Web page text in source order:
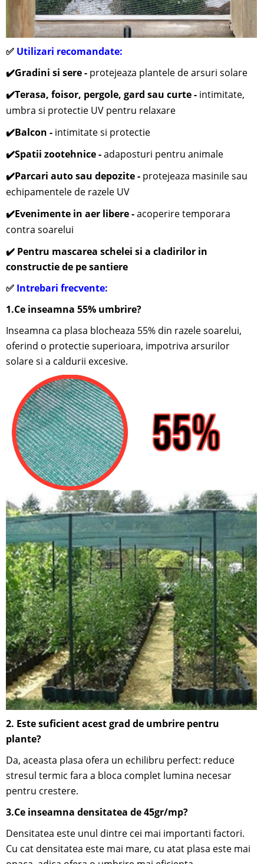
✅ Utilizari recomandate:
✔️Gradini si sere - protejeaza plantele de arsuri solare
✔️Terasa, foisor, pergole, gard sau curte - intimitate,
umbra si protectie UV pentru relaxare
✔️Balcon - intimitate si protectie
✔️Spatii zootehnice -adaposturi pentru animale
✔️Parcari auto sau depozite - protejeaza masinile sau
echipamentele de razele UV
✔️Evenimente in aer libere -acoperire temporara
contra soarelui
✔️ Pentru mascarea schelei si a cladirilor in
constructie de pe santiere
✅ Intrebari frecvente:
1.Ce inseamna 55% umbrire?
Inseamna ca plasa blocheaza 55% din razele soarelui,
oferind o protectie superioara, impotriva arsurilor
solare si a caldurii excesive.
2. Este suficient acest grad de umbrire pentru
plante?
Da, aceasta plasa ofera un echilibru perfect: reduce
stresul termic fara a bloca complet lumina necesar
pentru crestere.
3.Ce inseamna densitatea de 45gr/mp?
Densitatea este unul dintre cei mai importanti factori.
Cu cat densitatea este mai mare, cu atat plasa este mai